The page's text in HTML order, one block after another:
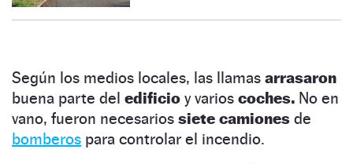
Según los medios locales, las llamas arrasaron
buena parte del edificio y varios coches. No en
vano, fueron necesarios siete camiones de
bomberos para controlar el incendio.